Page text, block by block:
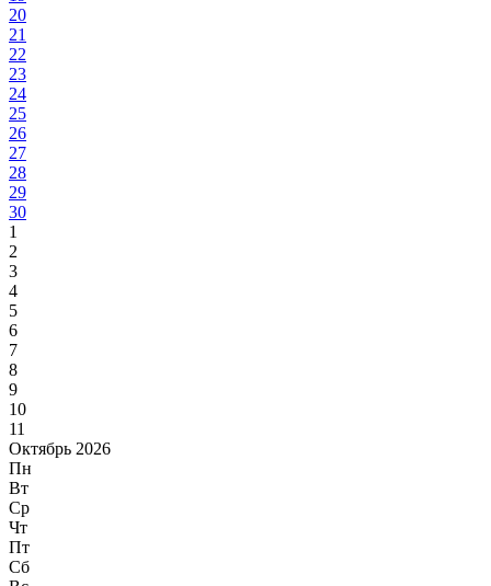
20
21
22
23
24
25
26
27
28
29
30
1
2
3
4
5
6
7
8
9
10
11
Октябрь 2026
Пн
Вт
Ср
Чт
Пт
Сб